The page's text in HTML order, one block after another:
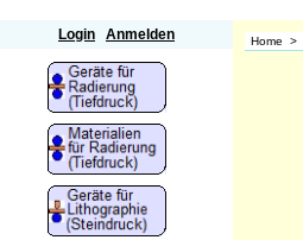
Login Anmelden Home >